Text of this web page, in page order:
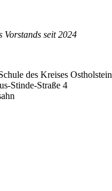
Vorstands seit 2024
des Kreises Ostholstein
Stinde-Straße 4